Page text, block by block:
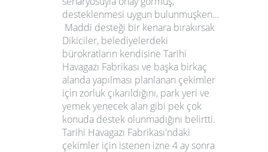
desteklenmesi uygun bulunmuşken...
Maddi desteği bir kenara bırakırsak
Dikiciler, belediyelerdeki
bürokratların kendisine Tarihi
Havagazı Fabrikası ve başka birkaç
alanda yapılması planlanan çekimler
için zorluk çıkarıldığını, park yeri ve
yemek yenecek alan gibi pek çok
konuda destek olunmadığını belirtti.
Tarihi Havagazı Fabrikası'ndaki
çekimler için istenen izne 4 ay sonra